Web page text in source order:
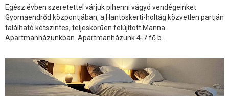
Egész évben szeretettel várjuk pihenni vágyó vendégeinket
Gyomaendrőd központjában, a Hantoskerti-holtág közvetlen partján
található kétszintes, teljeskörűen felújított Manna
Apartmanházunkban. Apartmanházunk 4-7 fő b ...